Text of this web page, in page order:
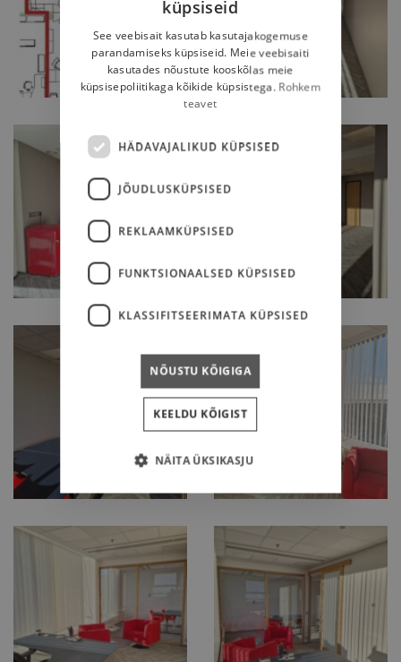
ENGLISH
RUSSIAN
küpsiseid
See veebisait kasutab kasutajakogemuse
parandamiseks küpsiseid. Meie veebisaiti
kasutades nõustute kooskõlas meie
küpsisepoliitikaga kõikide küpsistega. Rohkem
teavet
HÄDAVAJALIKUD KÜPSISED
JÕUDLUSKÜPSISED
REKLAAMKÜPSISED
FUNKTSIONAALSED KÜPSISED
KLASSIFITSEERIMATA KÜPSISED
NÕUSTU KÕIGIGA
KEELDU KÕIGIST
NÄITA ÜKSIKASJU